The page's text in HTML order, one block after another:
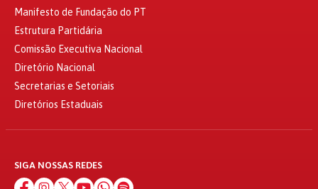
Manifesto de Fundação do PT
Estrutura Partidária
Comissão Executiva Nacional
Diretório Nacional
Secretarias e Setoriais
Diretórios Estaduais
SIGA NOSSAS REDES